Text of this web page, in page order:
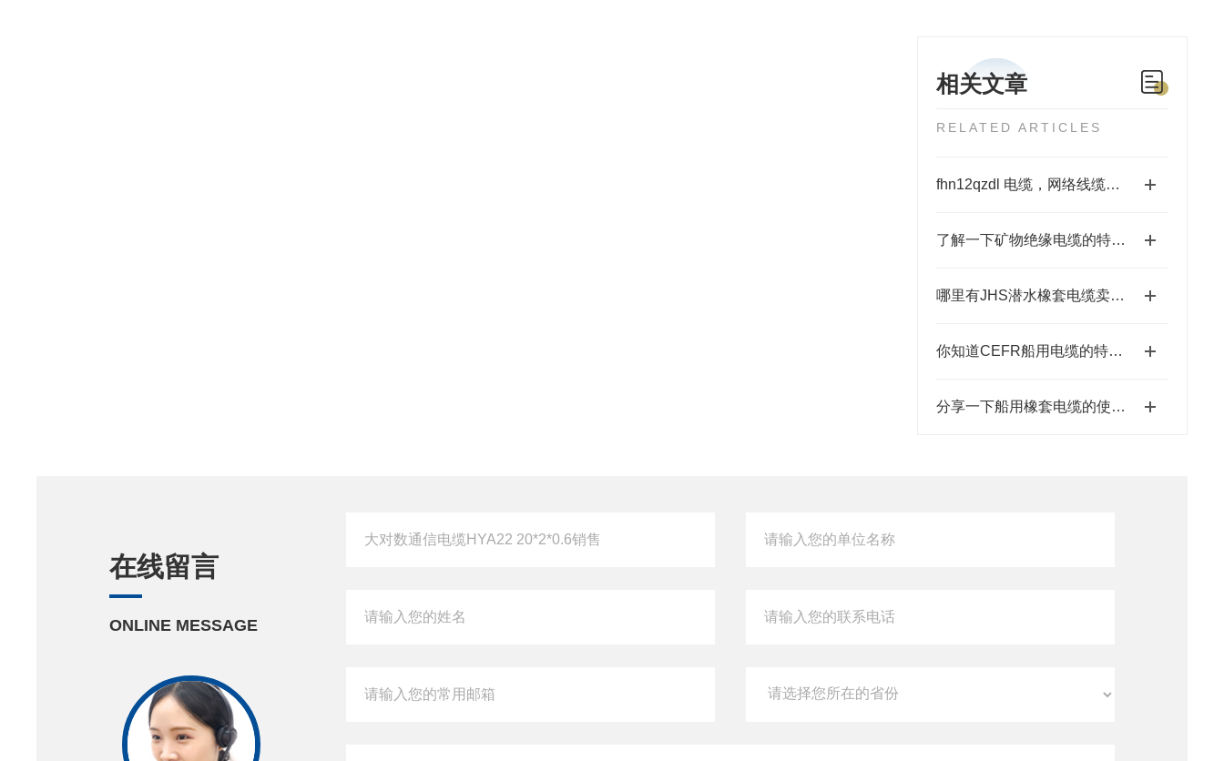
相关文章
RELATED ARTICLES
fhn12qzdl 电缆，网络线缆通讯线
了解一下矿物绝缘电缆的特点那有哪些吧
哪里有JHS潜水橡套电缆卖？500v
你知道CEFR船用电缆的特性有哪些么
分享一下船用橡套电缆的使用注意事项
在线留言
ONLINE MESSAGE